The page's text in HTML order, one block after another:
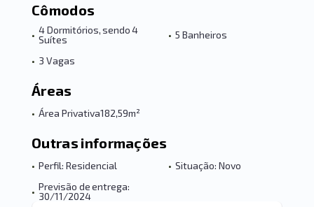
Cômodos
• 4 Dormitórios, sendo 4
Suítes
• 5 Banheiros
• 3 Vagas
Áreas
• Área Privativa182,59m²
Outras informações
• Perfil: Residencial • Situação: Novo
• Previsão de entrega:
30/11/2024